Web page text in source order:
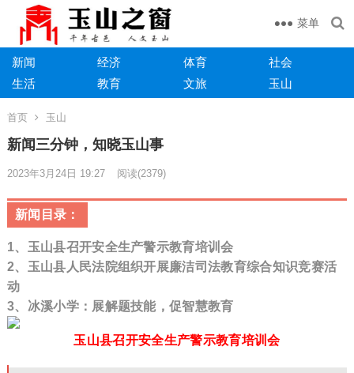
菜单
新闻 经济 体育
社会
生活
教育 文旅 玉山
首页 玉山
新闻三分钟，知晓玉山事
2023年3月24日 19:27 阅读(2379)
新闻目录：
1、 玉山县召开安全生产警示教育培训会
2、 玉山县人民法院组织开展廉洁司法教育综合知识竞赛活
动
3、冰溪小学：展解题技能，促智慧教育
玉山县召开安全生产警示教育培训会